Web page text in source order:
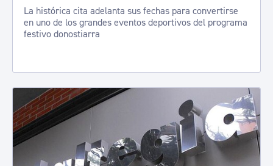
La histórica cita adelanta sus fechas para convertirse
en uno de los grandes eventos deportivos del programa
festivo donostiarra